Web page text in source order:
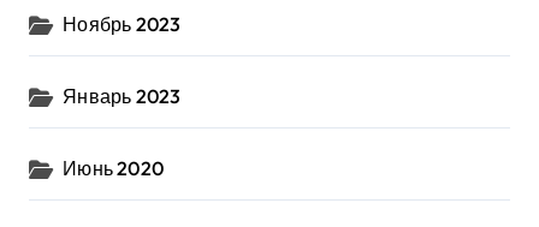
Ноябрь 2023
Январь 2023
Июнь 2020